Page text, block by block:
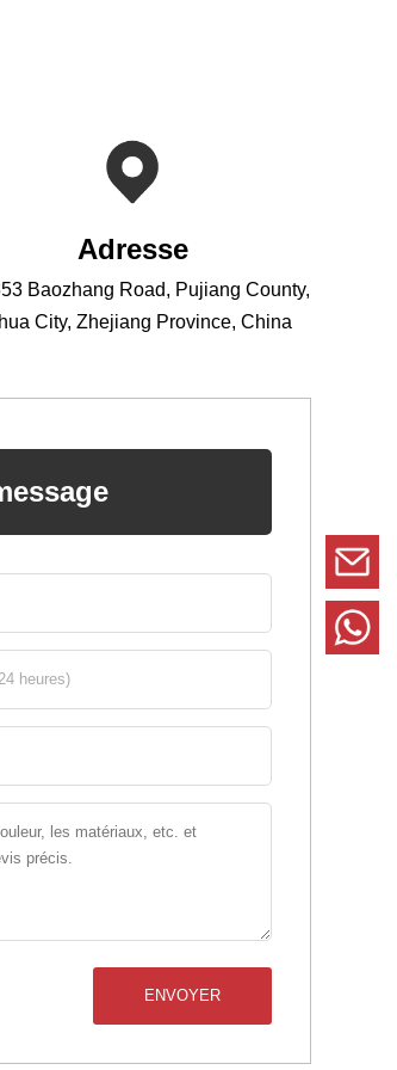
Adresse
Baozhang Road, Pujiang County,
City, Zhejiang Province, China
ENVOYER